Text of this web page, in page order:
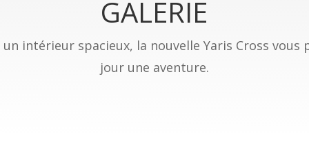
GALERIE
un intérieur spacieux, la nouvelle Yaris Cross
jour une aventure.